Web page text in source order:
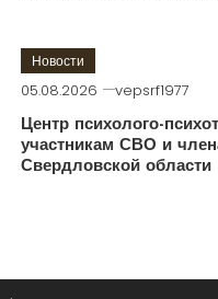
Новости
05.08.2026 vepsrf1977
Центр психолого-
участникам СВО и
Свердловской области